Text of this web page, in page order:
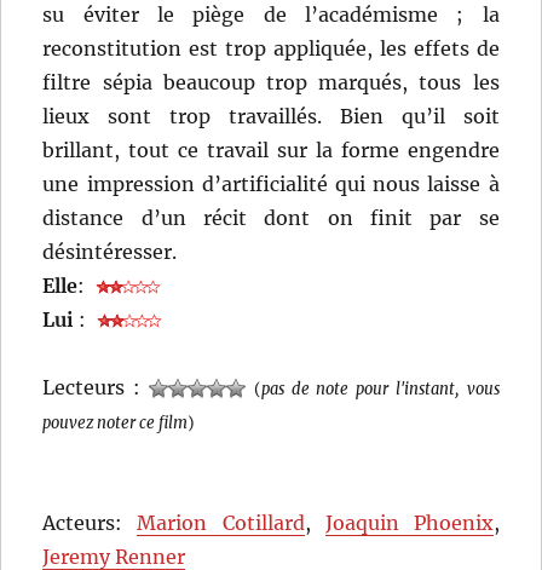
su éviter le piège de l’académisme ; la
reconstitution est trop appliquée, les effets de
filtre sépia beaucoup trop marqués, tous les
lieux sont trop travaillés. Bien qu’il soit
brillant, tout ce travail sur la forme engendre
une impression d’artificialité qui nous laisse à
distance d’un récit dont on finit par se
désintéresser.
Elle:
Lui :
Lecteurs : (pas de note pour l'instant, vous
pouvez noter ce film)
Acteurs:Marion Cotillard, Joaquin Phoenix,
Jeremy Renner